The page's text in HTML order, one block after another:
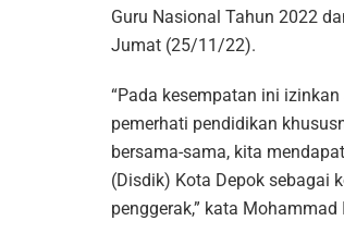
Guru Nasional Tahun 2022
Jumat (25/11/22).
“Pada kesempatan ini
pemerhati pendidikan
bersama-sama, kita
(Disdik) Kota Depok sebagai
penggerak,” kata Mohammad